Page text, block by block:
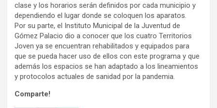
clase y los horarios serán definidos por cada municipio y
dependiendo el lugar donde se coloquen los aparatos.
Por su parte, el Instituto Municipal de la Juventud de
Gómez Palacio dio a conocer que los cuatro Territorios
Joven ya se encuentran rehabilitados y equipados para
que se pueda hacer uso de ellos con este programa y que
además los espacios se han adaptado a los lineamientos
y protocolos actuales de sanidad por la pandemia.
Comparte!